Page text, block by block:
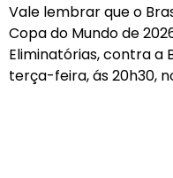
Vale lembrar que o
Copa do Mundo de
Eliminatórias, contra a
terça-feira, ás 20h30,